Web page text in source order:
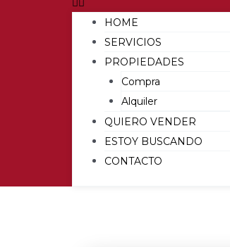
HOME
SERVICIOS
PROPIEDADES
Compra
Alquiler
QUIERO VENDER
ESTOY BUSCANDO
CONTACTO